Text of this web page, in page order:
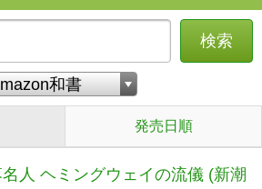
検索
発売日順
人 ヘミングウェイの流儀 (新潮